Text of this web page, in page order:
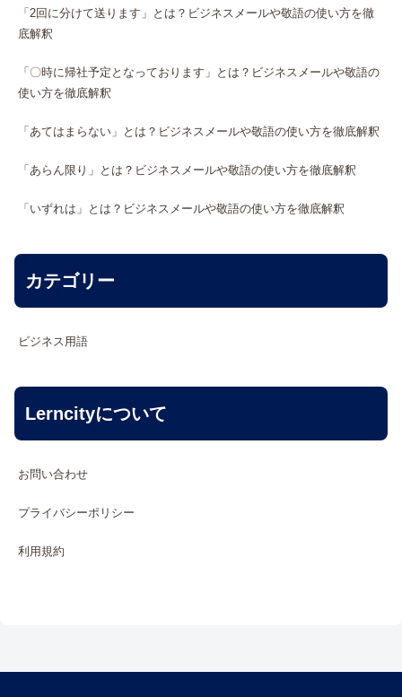
「2回に分けて送ります」とは？ビジネスメールや敬語の使い方を徹
底解釈
「〇時に帰社予定となっております」とは？ビジネスメールや敬語の
使い方を徹底解釈
「あてはまらない」とは？ビジネスメールや敬語の使い方を徹底解釈
「あらん限り」とは？ビジネスメールや敬語の使い方を徹底解釈
「いずれは」とは？ビジネスメールや敬語の使い方を徹底解釈
カテゴリー
ビジネス用語
Lerncityについて
お問い合わせ
プライバシーポリシー
利用規約